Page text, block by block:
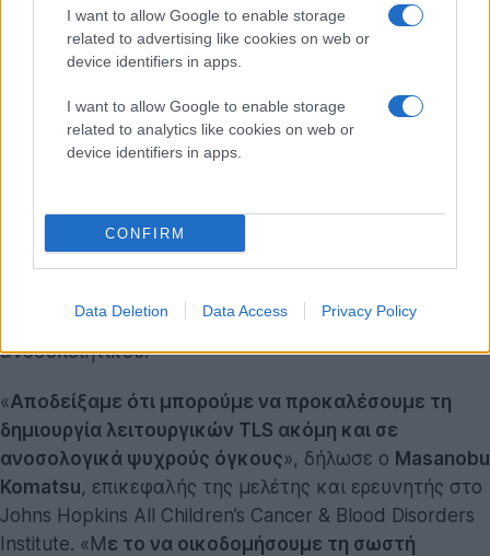
I want to allow Google to enable storage
related to advertising like cookies on web or
device identifiers in apps.
I want to allow Google to enable storage
related to analytics like cookies on web or
device identifiers in apps.
CONFIRM
Data Deletion Data Access Privacy Policy
εγκαθιστούσαν μακροχρόνια ανοσία. Οι ερευνητές
εντόπισαν ακόμα και ίχνη αυτής της ανοσολογικής
δραστηριότητας στον μυελό των οστών,
αποδεικνύοντας ότι η προστασία δεν περιοριζόταν
στο τοπικό σημείο του όγκου, αλλά είχε εξαπλωθεί σε
ολόκληρο τον οργανισμό.
Η θεραπεία αύξησε επίσης τον αριθμό των
βοηθητικών CD4⁺ Τ-κυττάρων και ενίσχυσε την
ισορροπία μεταξύ της κυτταρικής και της
ενεργοποίησε ολόκληρο το «οπλοστάσιο» του
ανοσοποιητικού.
«Αποδείξαμε ότι μπορούμε να προκαλέσουμε τη
δημιουργία λειτουργικών TLS ακόμη και σε
ανοσολογικά ψυχρούς όγκους», δήλωσε ο Masanobu
Komatsu, επικεφαλής της μελέτης και ερευνητής στο
Johns Hopkins All Children’s Cancer & Blood Disorders
Institute. «Με το να οικοδομήσουμε τη σωστή